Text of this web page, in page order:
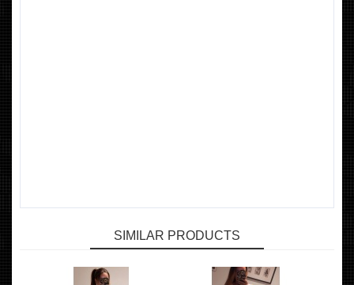
SIMILAR PRODUCTS